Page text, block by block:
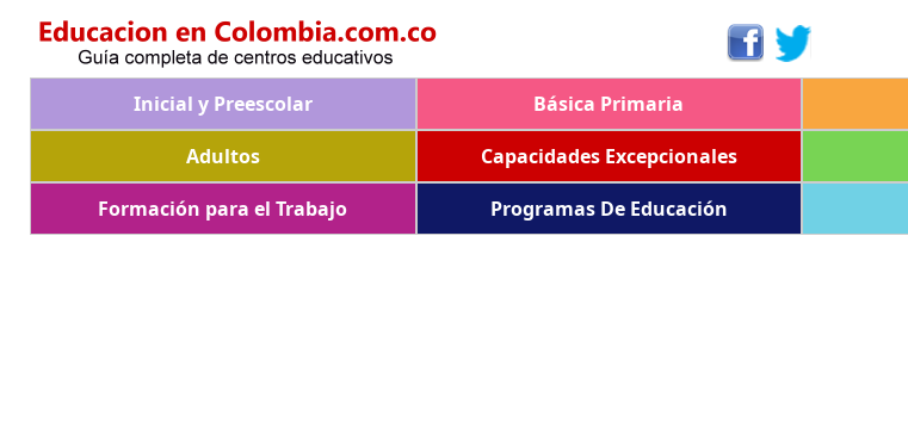
Inicial y Preescolar Básica Primaria
Adultos
Capacidades Excepcionales
Formación para el Trabajo
Programas De Educación